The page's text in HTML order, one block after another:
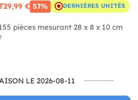
29,99 € 57% DERNIÈRES UNITÉS
pièces mesurant 28 x 8 x 10 cm
LE 2026-08-11